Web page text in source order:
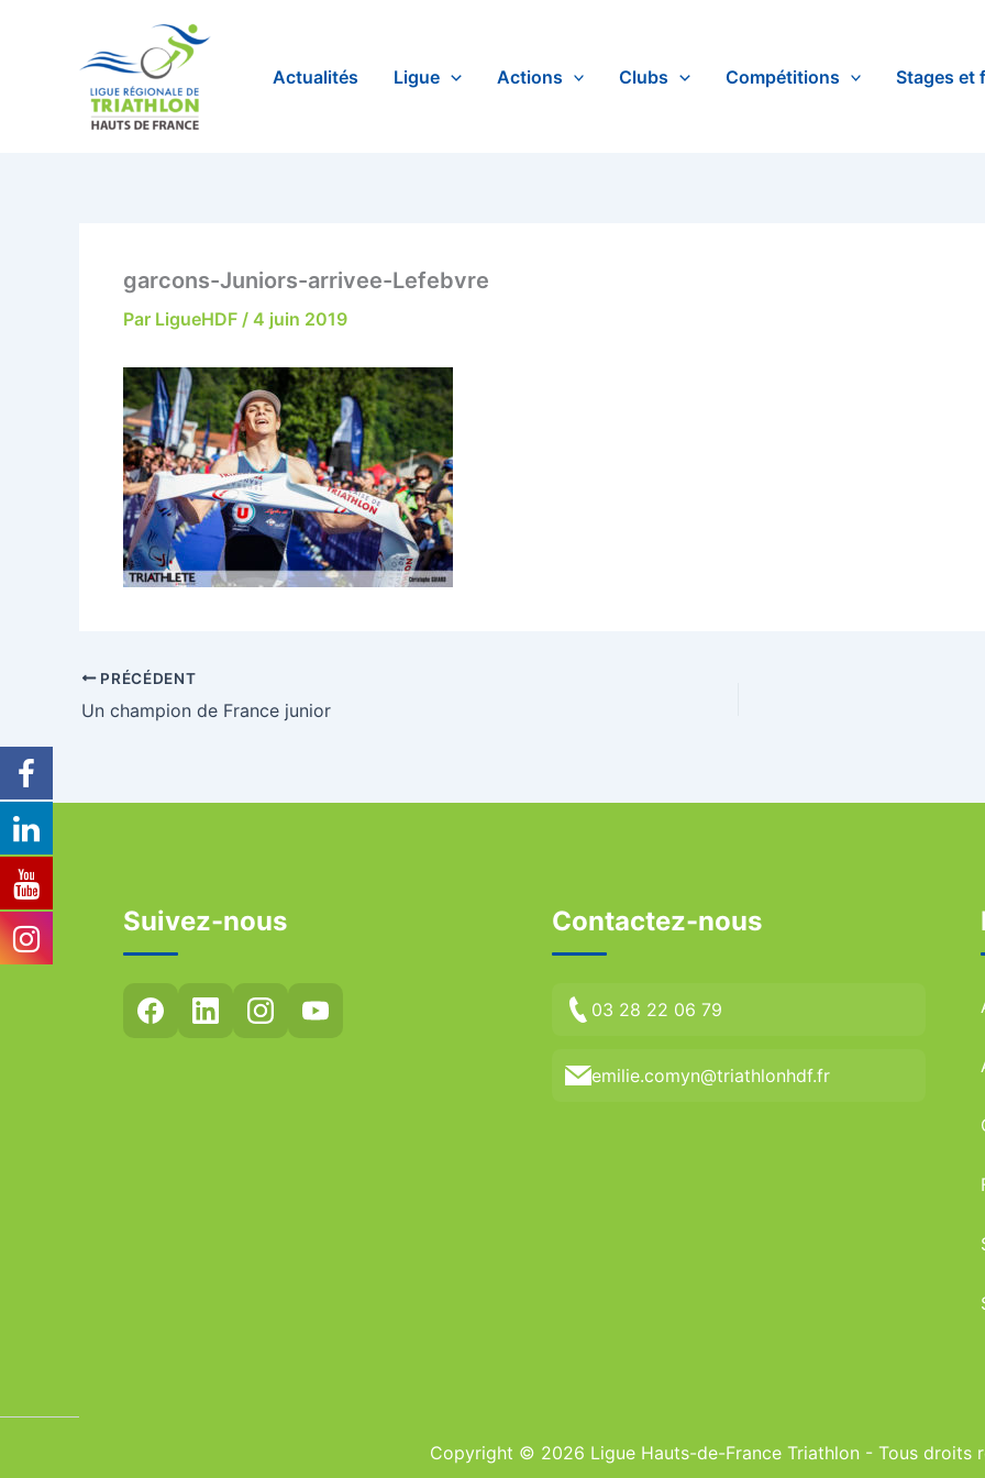
Actualités Ligue Actions Clubs Compétitions Stages et
garcons-Juniors-arrivee-Lefebvre
Par LigueHDF / 4 juin 2019
PRÉCÉDENT
Un champion de France junior
Suivez-nous Contactez-nous
03 28 22 06 79
emilie.comyn@triathlonhdf.fr
Copyright © 2026 Ligue Hauts-de-France Triathlon - Tous droits